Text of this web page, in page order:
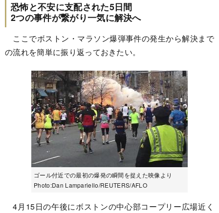
恐怖と不安に支配された5日間
2つの事件が繋がり一気に解決へ
ここでボストン・マラソン爆弾事件の発生から解決まで
の流れを簡単に振り返っておきたい。
ゴール付近での最初の爆発の瞬間を捉えた映像より
Photo:Dan Lampariello/REUTERS/AFLO
4月15日の午後にボストンの中心部コープリー広場近く